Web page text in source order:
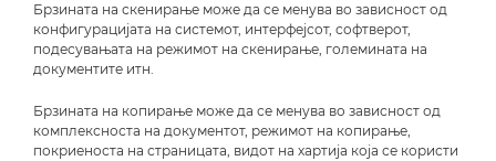
Брзината на скенирање може да се менува во зависност од
конфигурацијата на системот, интерфејсот, софтверот,
подесувањата на режимот на скенирање, големината на
документите итн.
Брзината на копирање може да се менува во зависност од
комплексноста на документот, режимот на копирање,
покриеноста на страницата, видот на хартија која се користи